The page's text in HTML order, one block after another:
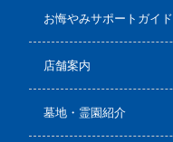
お悔やみサポートガイド
店舗案内
墓地・霊園紹介